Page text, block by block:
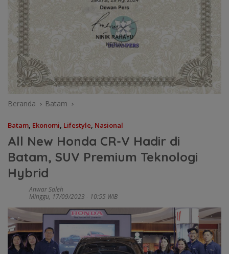
Beranda Batam
Batam, Ekonomi, Lifestyle, Nasional
All New Honda CR-V Hadir di
Batam, SUV Premium Teknologi
Hybrid
Anwar Saleh
Minggu, 17/09/2023 - 10:55 WIB